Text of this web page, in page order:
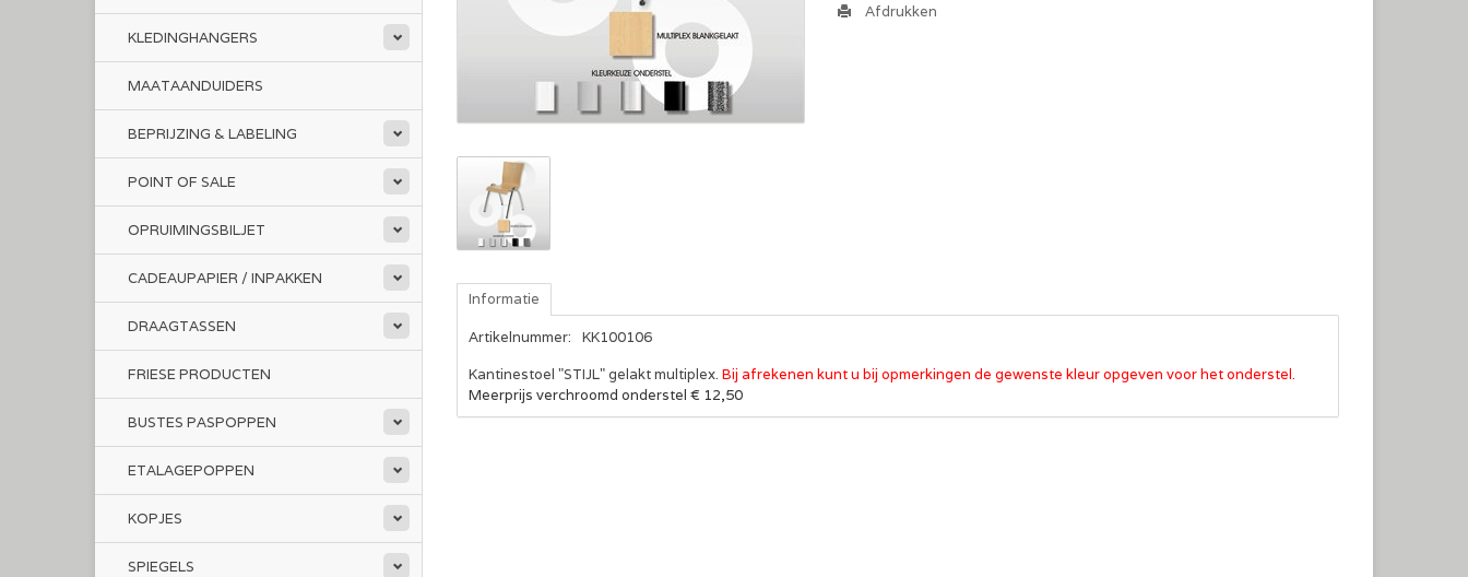
KLEDINGHANGERS
MAATAANDUIDERS
BEPRIJZING & LABELING
POINT OF SALE
OPRUIMINGSBILJET
CADEAUPAPIER / INPAKKEN
DRAAGTASSEN
FRIESE PRODUCTEN
BUSTES PASPOPPEN
ETALAGEPOPPEN
KOPJES
SPIEGELS
Afdrukken
Informatie
Artikelnummer:
KK100106
Kantinestoel "STIJL" gelakt multiplex. Bij afrekenen kunt u bij opmerkingen de gewenste kleur opgeven voor het onderstel.
Meerprijs verchroomd onderstel € 12,50